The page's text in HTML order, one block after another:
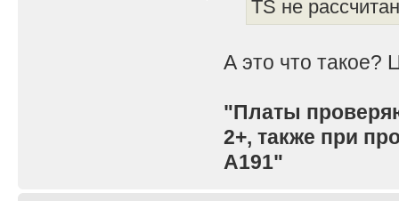
TS не
А это что такое?
"Платы
2+, также при
A191"